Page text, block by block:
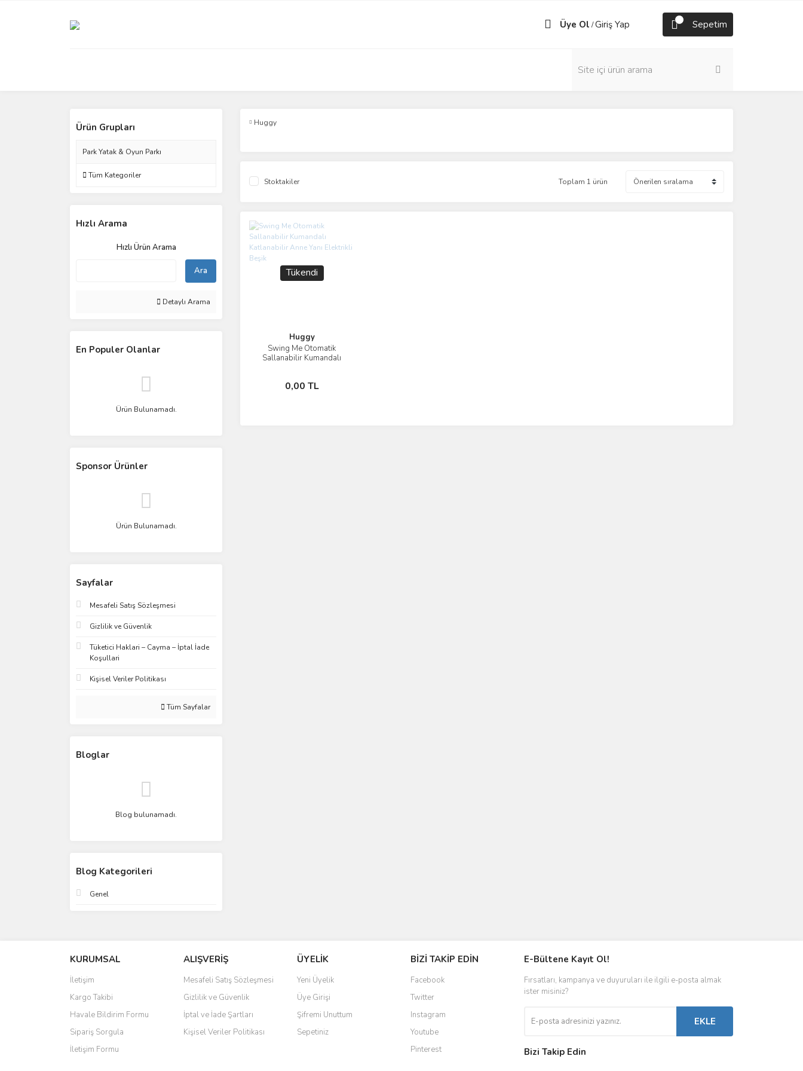
Üye Ol /Giriş Yap Sepetim
Ürün Grupları
Park Yatak & Oyun Parkı
Tüm Kategoriler
Hızlı Arama
Hızlı Ürün Arama
Ara
Detaylı Arama
En Populer Olanlar
Ürün Bulunamadı.
Sponsor Ürünler
Ürün Bulunamadı.
Sayfalar
Mesafeli Satış Sözleşmesi
Gizlilik ve Güvenlik
Tüketici Haklari – Cayma – İptal İade
Koşullari
Kişisel Veriler Politikası
Tüm Sayfalar
Bloglar
Blog bulunamadı.
Blog Kategorileri
Genel
Huggy
Stoktakiler Toplam 1 ürün
Tükendi
Huggy
Swing Me Otomatik
Sallanabilir Kumandalı
0,00 TL
İncele
Stokta Yok
KURUMSAL
İletişim
Kargo Takibi
Havale Bildirim Formu
Sipariş Sorgula
İletişim Formu
ALIŞVERİŞ
Mesafeli Satış Sözleşmesi
Gizlilik ve Güvenlik
İptal ve İade Şartları
Kişisel Veriler Politikası
ÜYELİK
Yeni Üyelik
Üye Girişi
Şifremi Unuttum
Sepetiniz
BİZİ TAKİP EDİN
Facebook
Twitter
Instagram
Youtube
Pinterest
E-Bültene Kayıt Ol!
Fırsatları, kampanya ve duyuruları ile ilgili e-posta almak
ister misiniz?
EKLE
Bizi Takip Edin